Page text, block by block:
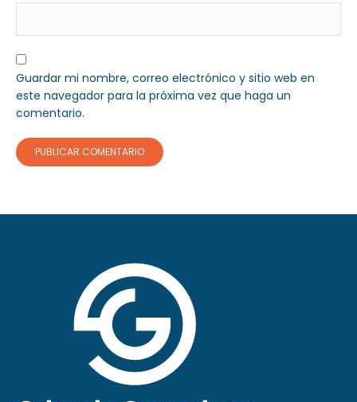
Guardar mi nombre, correo electrónico y sitio web en
este navegador para la próxima vez que haga un
comentario.